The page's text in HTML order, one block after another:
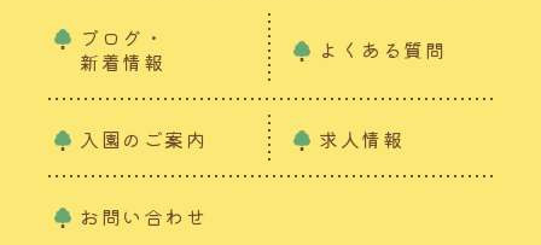
ブログ・
新着情報
よくある質問
入園のご案内 求人情報
お問い合わせ